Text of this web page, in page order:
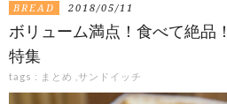
BREAD 2018/05/11
ボリューム満点！食べて絶品
特集
tags : まとめ サンドイッチ